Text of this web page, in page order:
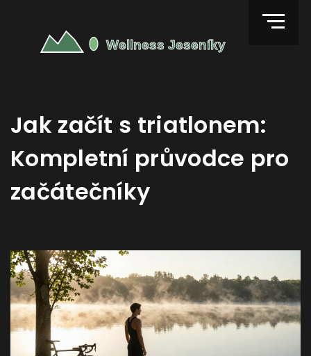
Jak začít s triatlonem:
Kompletní průvodce pro
začátečníky